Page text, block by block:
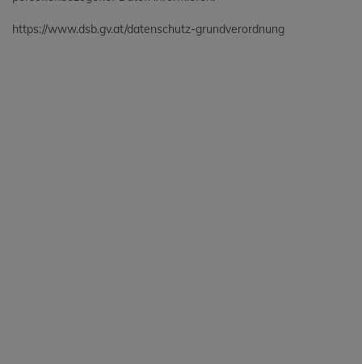
https://www.dsb.gv.at/datenschutz-grundverordnung